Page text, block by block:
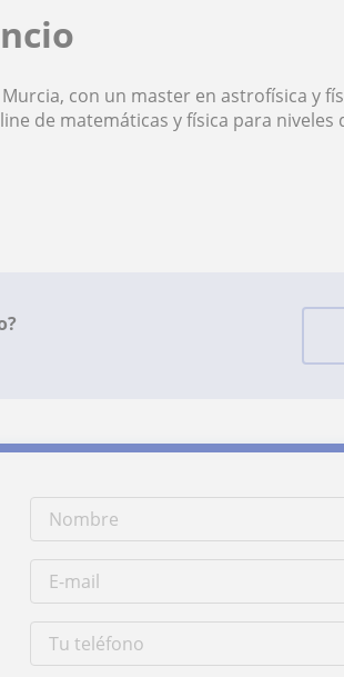
con un master en astrofísica y
de matemáticas y física para niveles